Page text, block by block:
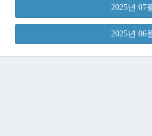
2025년 07
2025년 06